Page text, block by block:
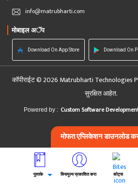
info@matrubharti.com
मोबाइल अॅप
Download On App Store Download On
कॉपीराईट © 2026 Matrubharti Technologies
सुरक्षित आहेत.
Powered by : Custom Software
मोफत एप्लिकेशन डाउनलोड
पुस्तके विनामूल्य प्रकाशित करा कोट्स